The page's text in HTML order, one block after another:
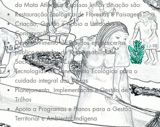
da Mata Atlântica e nossas linhas de ação são:
Restauração Ecológica de Florestas e Paisagens
Criação, Gestão e Apoio a Unidades de
Conservação
Desenvolvimento de Projetos em parcerias
público-privadas de Responsabilidade
SocioAmbiental e Cultural
Tecnologias em Saneamento Ecológico para o
cuidado integral das Águas
Planejamento, Implementação e Gestão de
Trilhas
Apoio a Programas e Planos para a Gestão
Territorial e Ambiental Indígena